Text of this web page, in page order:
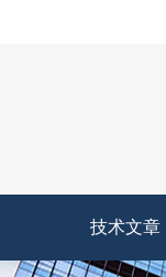
技术文章